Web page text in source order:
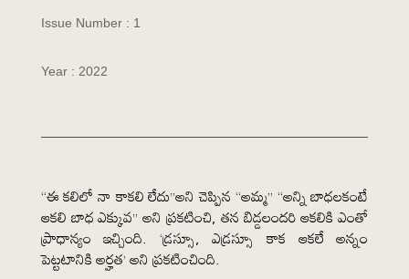
Issue Number : 1
Year : 2022
“ఈ కలిలో నా కాకలి లేదు”అని చెప్పిన “అమ్మ” “అన్ని బాధలకంటే
ఆకలి బాధ ఎక్కువ” అని ప్రకటించి, తన బిడ్డలందరి ఆకలికి ఎంతో
ప్రాధాన్యం ఇచ్చింది. ‘డ్రస్సూ, ఎడ్రస్సూ కాక ఆకలే అన్నం
పెట్టటానికి అర్హత’ అని ప్రకటించింది.